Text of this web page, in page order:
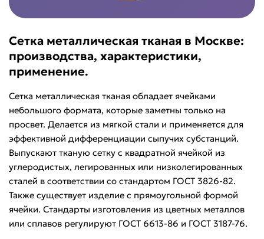
Сетка металлическая тканая в Москве:
производства, характеристики,
применение.
Сетка металлическая тканая обладает ячейками
небольшого формата, которые заметны только на
просвет. Делается из мягкой стали и применяется для
эффективной дифференциации сыпучих субстанций.
Выпускают тканую сетку с квадратной ячейкой из
углеродистых, легированных или низколегированных
сталей в соответствии со стандартом ГОСТ 3826-82.
Также существует изделие с прямоугольной формой
ячейки. Стандарты изготовления из цветных металлов
или сплавов регулируют ГОСТ 6613-86 и ГОСТ 3187-76.